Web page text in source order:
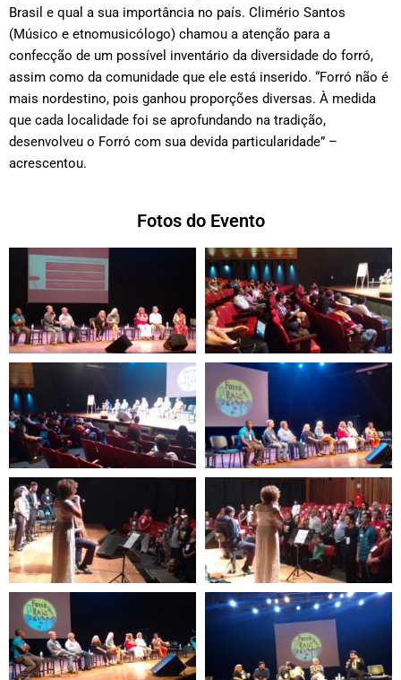
Brasil e qual a sua importância no país. Climério Santos
(Músico e etnomusicólogo) chamou a atenção para a
confecção de um possível inventário da diversidade do forró,
assim como da comunidade que ele está inserido. “Forró não é
mais nordestino, pois ganhou proporções diversas. À medida
que cada localidade foi se aprofundando na tradição,
desenvolveu o Forró com sua devida particularidade” –
acrescentou.
Fotos do Evento